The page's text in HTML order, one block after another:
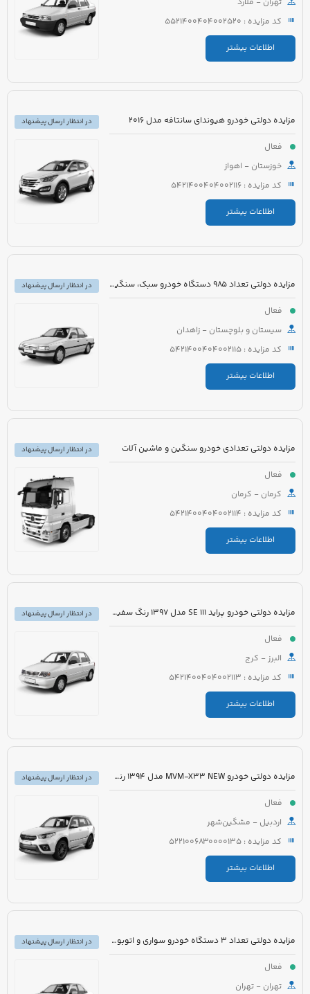
کد مزایده : 5521400404002520
اطلاعات بیشتر
مزایده دولتی خودرو هیوندای سانتافه مدل 2016
فعال
خوزستان - اهواز
کد مزایده : 5421400404002116
اطلاعات بیشتر
در انتظار ارسال پیشنهاد
مزایده دولتی تعداد 985 دستگاه خودرو سبک، سنگین و موتورسیکلت
فعال
سیستان و بلوچستان - زاهدان
کد مزایده : 5421400404002115
اطلاعات بیشتر
در انتظار ارسال پیشنهاد
مزایده دولتی تعدادی خودرو سنگین و ماشین آلات
فعال
کرمان - کرمان
کد مزایده : 5421400404002114
اطلاعات بیشتر
در انتظار ارسال پیشنهاد
مزایده دولتی خودرو پراید 111 SE مدل 1397 رنگ سفید روغنی
فعال
البرز - کرج
کد مزایده : 5421400404002113
اطلاعات بیشتر
در انتظار ارسال پیشنهاد
مزایده دولتی خودرو MVM-X33 NEW مدل 1394 رنگ سفید
فعال
اردبیل - مشگین‌شهر
کد مزایده : 5221006830000135
اطلاعات بیشتر
در انتظار ارسال پیشنهاد
مزایده دولتی تعداد 3 دستگاه خودرو سواری و اتوبوس
فعال
تهران - تهران
در انتظار ارسال پیشنهاد